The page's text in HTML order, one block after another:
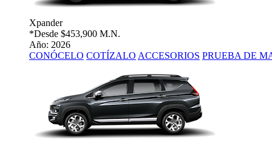
Xpander
*Desde $453,900 M.N.
Año: 2026
CONÓCELO COTÍZALO ACCESORIOS PRUEBA DE